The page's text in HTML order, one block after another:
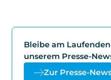
Bleibe am
unserem Presse-
Zur Presse-